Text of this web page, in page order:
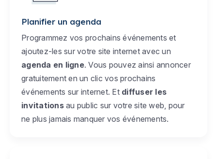
Planifier un agenda
Programmez vos prochains événements et
ajoutez-les sur votre site internet avec un
agenda en ligne. Vous pouvez ainsi annoncer
gratuitement en un clic vos prochains
événements sur internet. Et diffuser les
invitationsau public sur votre site web, pour
ne plus jamais manquer vos événements.